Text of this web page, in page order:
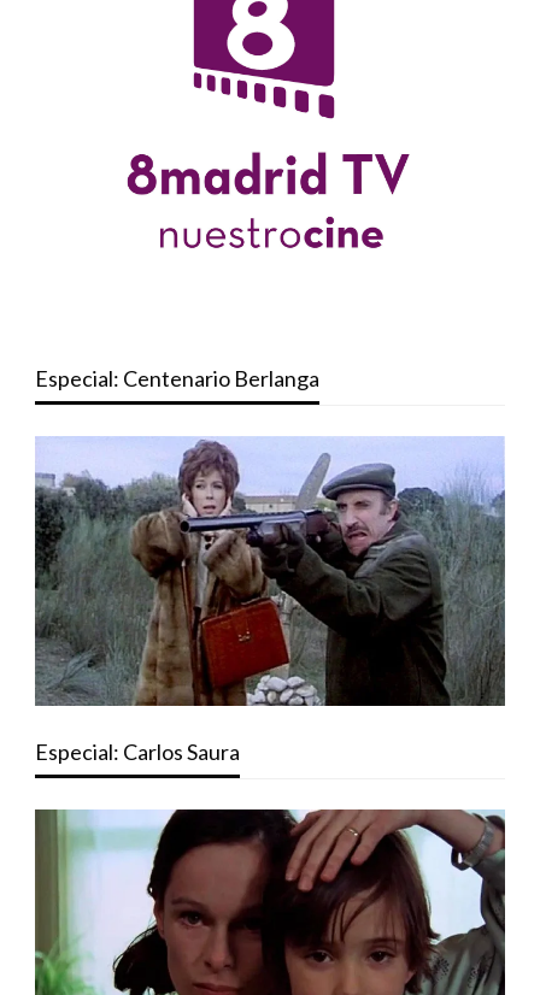
Especial: Centenario Berlanga
Especial: Carlos Saura